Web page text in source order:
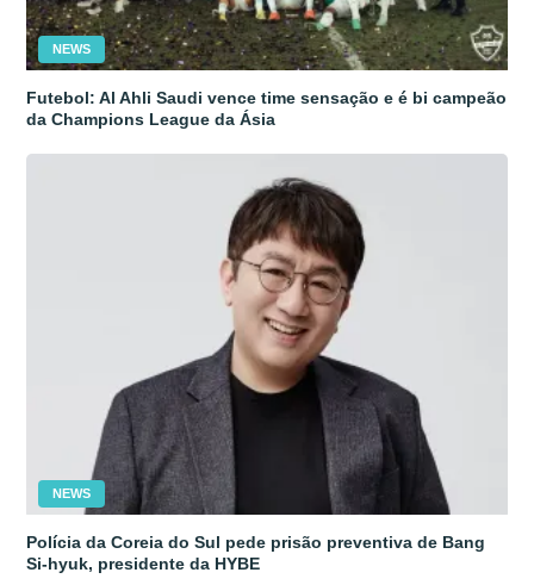
NEWS
Futebol: Al Ahli Saudi vence time sensação e é bi campeão
da Champions League da Ásia
NEWS
Polícia da Coreia do Sul pede prisão preventiva de Bang
Si-hyuk, presidente da HYBE